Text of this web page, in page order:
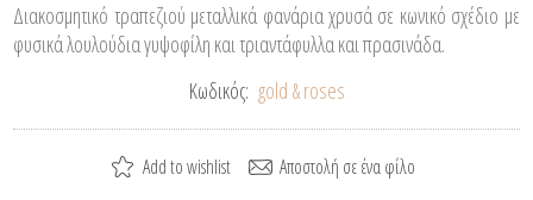
Διακοσμητικό τραπεζιού μεταλλικά φανάρια χρυσά σε κωνικό σχέδιο με
φυσικά λουλούδια γυψοφίλη και τριαντάφυλλα και πρασινάδα.
Κωδικός: gold & roses